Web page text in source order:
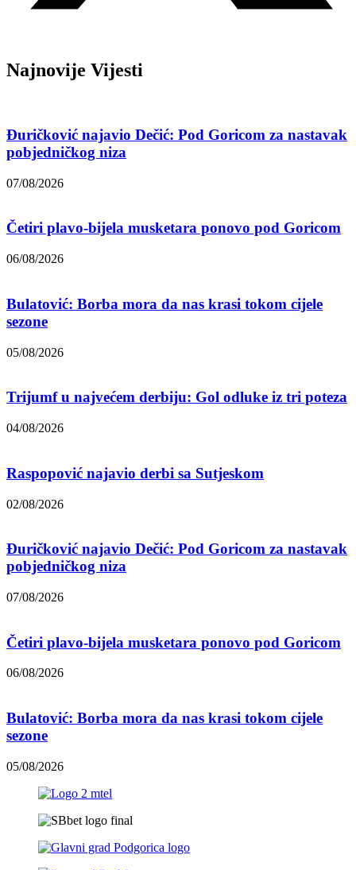
Najnovije Vijesti
Đuričković najavio Dečić: Pod Goricom za nastavak
pobjedničkog niza
07/08/2026
Četiri plavo-bijela musketara ponovo pod Goricom
06/08/2026
Bulatović: Borba mora da nas krasi tokom cijele
sezone
05/08/2026
Trijumf u najvećem derbiju: Gol odluke iz tri poteza
04/08/2026
Raspopović najavio derbi sa Sutjeskom
02/08/2026
Đuričković najavio Dečić: Pod Goricom za nastavak
pobjedničkog niza
07/08/2026
Četiri plavo-bijela musketara ponovo pod Goricom
06/08/2026
Bulatović: Borba mora da nas krasi tokom cijele
sezone
05/08/2026